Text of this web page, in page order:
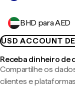
BHD para AED
USD ACCOUNT
Receba dinheiro de
Compartilhe os
clientes e